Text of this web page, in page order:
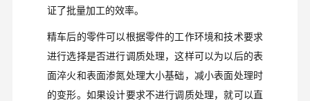
证了批量加工的效率。
精车后的零件可以根据零件的工作环境和技术要求
进行选择是否进行调质处理，这样可以为以后的表
面淬火和表面渗氮处理大小基础，减小表面处理时
的变形。如果设计要求不进行调质处理，就可以直